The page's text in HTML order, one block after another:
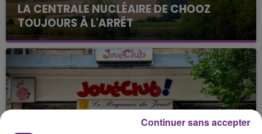
LA CENTRALE NUCLÉAIRE DE CHOOZ
TOUJOURS À L'ARRÊT
Cela fait déjà une semaine que la centrale
nucléaire ardennaise est à l'arrêt. Une situation
justifiée par la sécheresse intense qui est toujours
présente.
Continuer sans accepter